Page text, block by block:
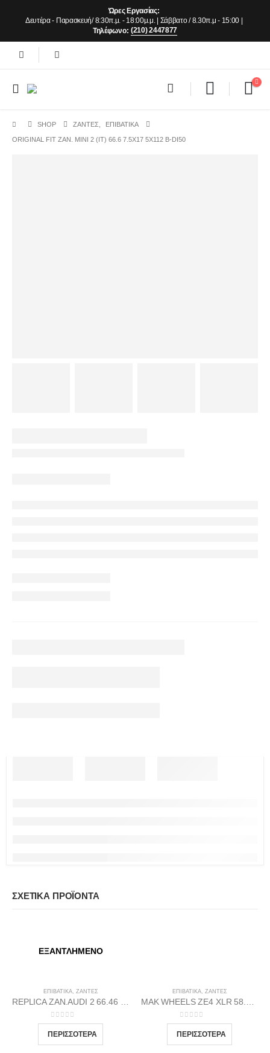
Ώρες Εργασίας:
Δευτέρα - Παρασκευή/ 8:30π.μ. - 18:00μ.μ. | Σάββατο / 8.30π.μ - 15:00 |
Τηλέφωνο: (210) 2447877
SHOP ΖΆΝΤΕΣ ΕΠΙΒΑΤΙΚΑ
ORIGINAL FIT ZAN. MINI 2 (IT) 66.6 7.5X17 5X112 B-DI50
ΣΧΕΤΙΚΆ ΠΡΟΪΌΝΤΑ
ΕΞΑΝΤΛΗΜΈΝΟ
ΕΠΙΒΑΤΙΚΑ, ΖΆΝΤΕΣ
0out of 5
ΕΠΙΒΑΤΙΚΑ, ΖΆΝΤΕΣ
0out of 5